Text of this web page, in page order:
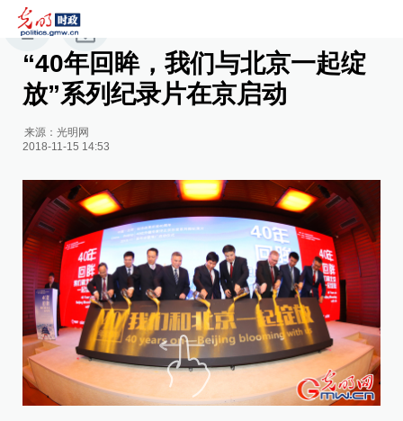
“40年回眸，我们与北京一起绽
放”系列纪录片在京启动
来源：光明网
2018-11-15 14:53